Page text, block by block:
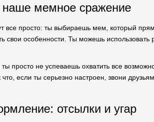
наше мемное сражение
все просто: ты выбираешь мем, который
свои особенности. Ты можешь
ты просто не успеваешь охватить все
если ты серьезно настроен, звони
отсылки и угар